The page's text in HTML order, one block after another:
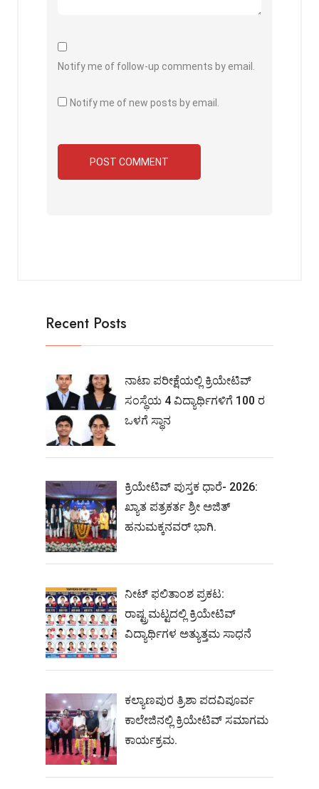
Notify me of follow-up comments by email.
Notify me of new posts by email.
Recent Posts
ನಾಟಾ ಪರೀಕ್ಷೆಯಲ್ಲಿ ಕ್ರಿಯೇಟಿವ್
ಸಂಸ್ಥೆಯ 4 ವಿದ್ಯಾರ್ಥಿಗಳಿಗೆ 100 ರ
ಒಳಗೆ ಸ್ಥಾನ
ಕ್ರಿಯೇಟಿವ್ ಪುಸ್ತಕ ಧಾರೆ- 2026:
ಖ್ಯಾತ ಪತ್ರಕರ್ತ ಶ್ರೀ ಅಜಿತ್
ಹನುಮಕ್ಕನವರ್ ಭಾಗಿ.
ನೀಟ್‌ ಫಲಿತಾಂಶ ಪ್ರಕಟ:
ರಾಷ್ಟ್ರಮಟ್ಟದಲ್ಲಿ ಕ್ರಿಯೇಟಿವ್‌
ವಿದ್ಯಾರ್ಥಿಗಳ ಅತ್ಯುತ್ತಮ ಸಾಧನೆ
ಕಲ್ಯಾಣಪುರ ತ್ರಿಶಾ ಪದವಿಪೂರ್ವ
ಕಾಲೇಜಿನಲ್ಲಿ ಕ್ರಿಯೇಟಿವ್ ಸಮಾಗಮ
ಕಾರ್ಯಕ್ರಮ.